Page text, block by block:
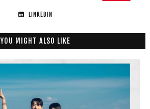
LINKEDIN
YOU MIGHT ALSO LIKE